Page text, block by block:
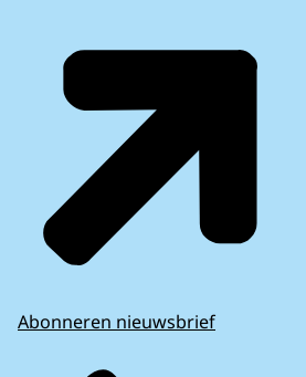
Abonneren nieuwsbrief